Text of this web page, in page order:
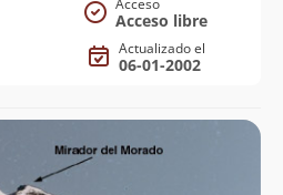
Acceso
Acceso libre
Actualizado el
06-01-2002